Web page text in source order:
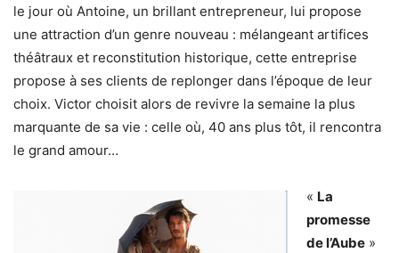
le jour où Antoine, un brillant entrepreneur, lui propose
une attraction d’un genre nouveau : mélangeant artifices
théâtraux et reconstitution historique, cette entreprise
propose à ses clients de replonger dans l’époque de leur
choix. Victor choisit alors de revivre la semaine la plus
marquante de sa vie : celle où, 40 ans plus tôt, il rencontra
le grand amour…
« La
promesse
de l’Aube »